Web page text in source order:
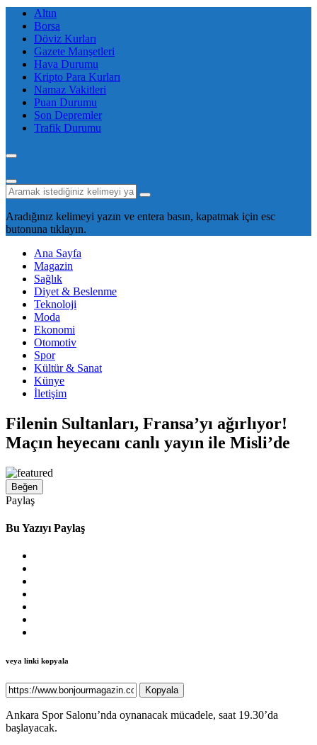
Altın
Borsa
Döviz Kurları
Gazete Manşetleri
Hava Durumu
Kripto Para Kurları
Namaz Vakitleri
Puan Durumu
Son Depremler
Trafik Durumu
Aradığınız kelimeyi yazın ve entera basın, kapatmak için esc
butonuna tıklayın.
Ana Sayfa
Magazin
Sağlık
Diyet & Beslenme
Teknoloji
Moda
Ekonomi
Otomotiv
Spor
Kültür & Sanat
Künye
İletişim
Filenin Sultanları, Fransa’yı ağırlıyor!
Maçın heyecanı canlı yayın ile Misli’de
Beğen
Paylaş
Bu Yazıyı Paylaş
veya linki kopyala
Kopyala
Ankara Spor Salonu’nda oynanacak mücadele, saat 19.30’da
başlayacak.